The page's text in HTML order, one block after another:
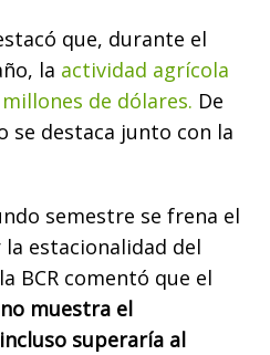
que, durante el
la actividad agrícola
de dólares. De
se destaca junto con la
semestre se frena el
estacionalidad del
BCR comentó que el
muestra el
superaría al